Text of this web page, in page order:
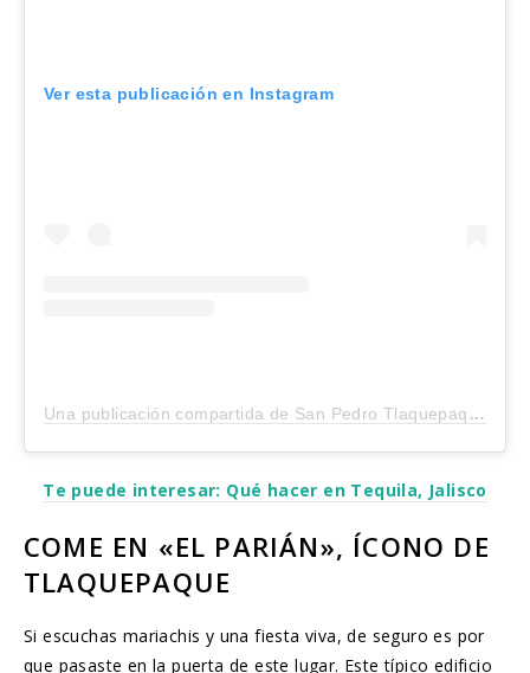
Ver esta publicación en Instagram
Una publicación compartida de San Pedro Tlaquepaque (@san_pedro_tlaquepaque)
Te puede interesar: Qué hacer en Tequila, Jalisco
COME EN «EL PARIÁN», ÍCONO DE
TLAQUEPAQUE
Si escuchas mariachis y una fiesta viva, de seguro es por
que pasaste en la puerta de este lugar. Este típico edificio